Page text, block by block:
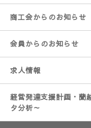
商工会からのお知らせ
会員からのお知らせ
求人情報
経営発達支援計画・蘭
タ分析～